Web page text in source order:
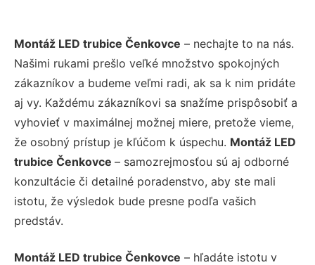
Montáž LED trubice Čenkovce – nechajte to na nás.
Našimi rukami prešlo veľké množstvo spokojných
zákazníkov a budeme veľmi radi, ak sa k nim pridáte
aj vy. Každému zákazníkovi sa snažíme prispôsobiť a
vyhovieť v maximálnej možnej miere, pretože vieme,
že osobný prístup je kľúčom k úspechu. Montáž LED
trubice Čenkovce – samozrejmosťou sú aj odborné
konzultácie či detailné poradenstvo, aby ste mali
istotu, že výsledok bude presne podľa vašich
predstáv.
Montáž LED trubice Čenkovce – hľadáte istotu v